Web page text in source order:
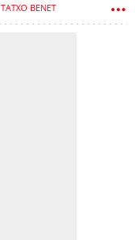
TATXO BENET